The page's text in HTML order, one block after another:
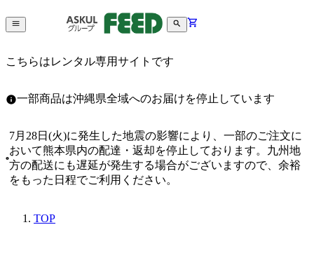
こちらはレンタル専用サイトです
一部商品は沖縄県全域へのお届けを停止しています
7月28日(火)に発生した地震の影響により、一部のご注文に
おいて熊本県内の配達・返却を停止しております。九州地
方の配送にも遅延が発生する場合がございますので、余裕
をもった日程でご利用ください。
TOP